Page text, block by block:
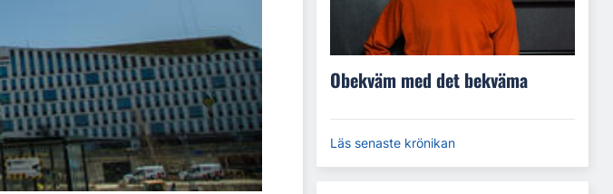
Obekväm med det bekväma
Läs senaste krönikan